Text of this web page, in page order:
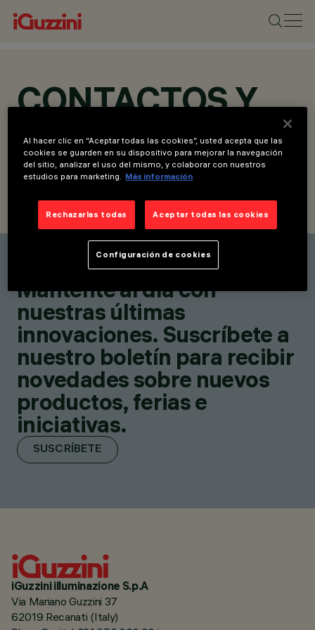
CONTACTOS Y
UBICACIONES
ENCUENTRA UN CONTACTO ENVIAR SOLICITUD
Encuentra un contacto
Mantente al día con
nuestras últimas
innovaciones. Suscríbete a
nuestro boletín para recibir
novedades sobre nuevos
productos, ferias e
iniciativas.
SUSCRÍBETE
iGuzzini illuminazione S.p.A
Via Mariano Guzzini 37
62019 Recanati (Italy)
Al hacer clic en “Aceptar todas las cookies”, usted acepta que las
cookies se guarden en su dispositivo para mejorar la navegación
del sitio, analizar el uso del mismo, y colaborar con nuestros
estudios para marketing.
Más información
Rechazarlas todas Aceptar todas las cookies
Configuración de cookies